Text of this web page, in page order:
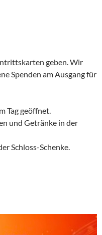
geben. Wir
Spenden am Ausgang für
Tag geöffnet.
und Getränke in der
Schloss-Schenke.